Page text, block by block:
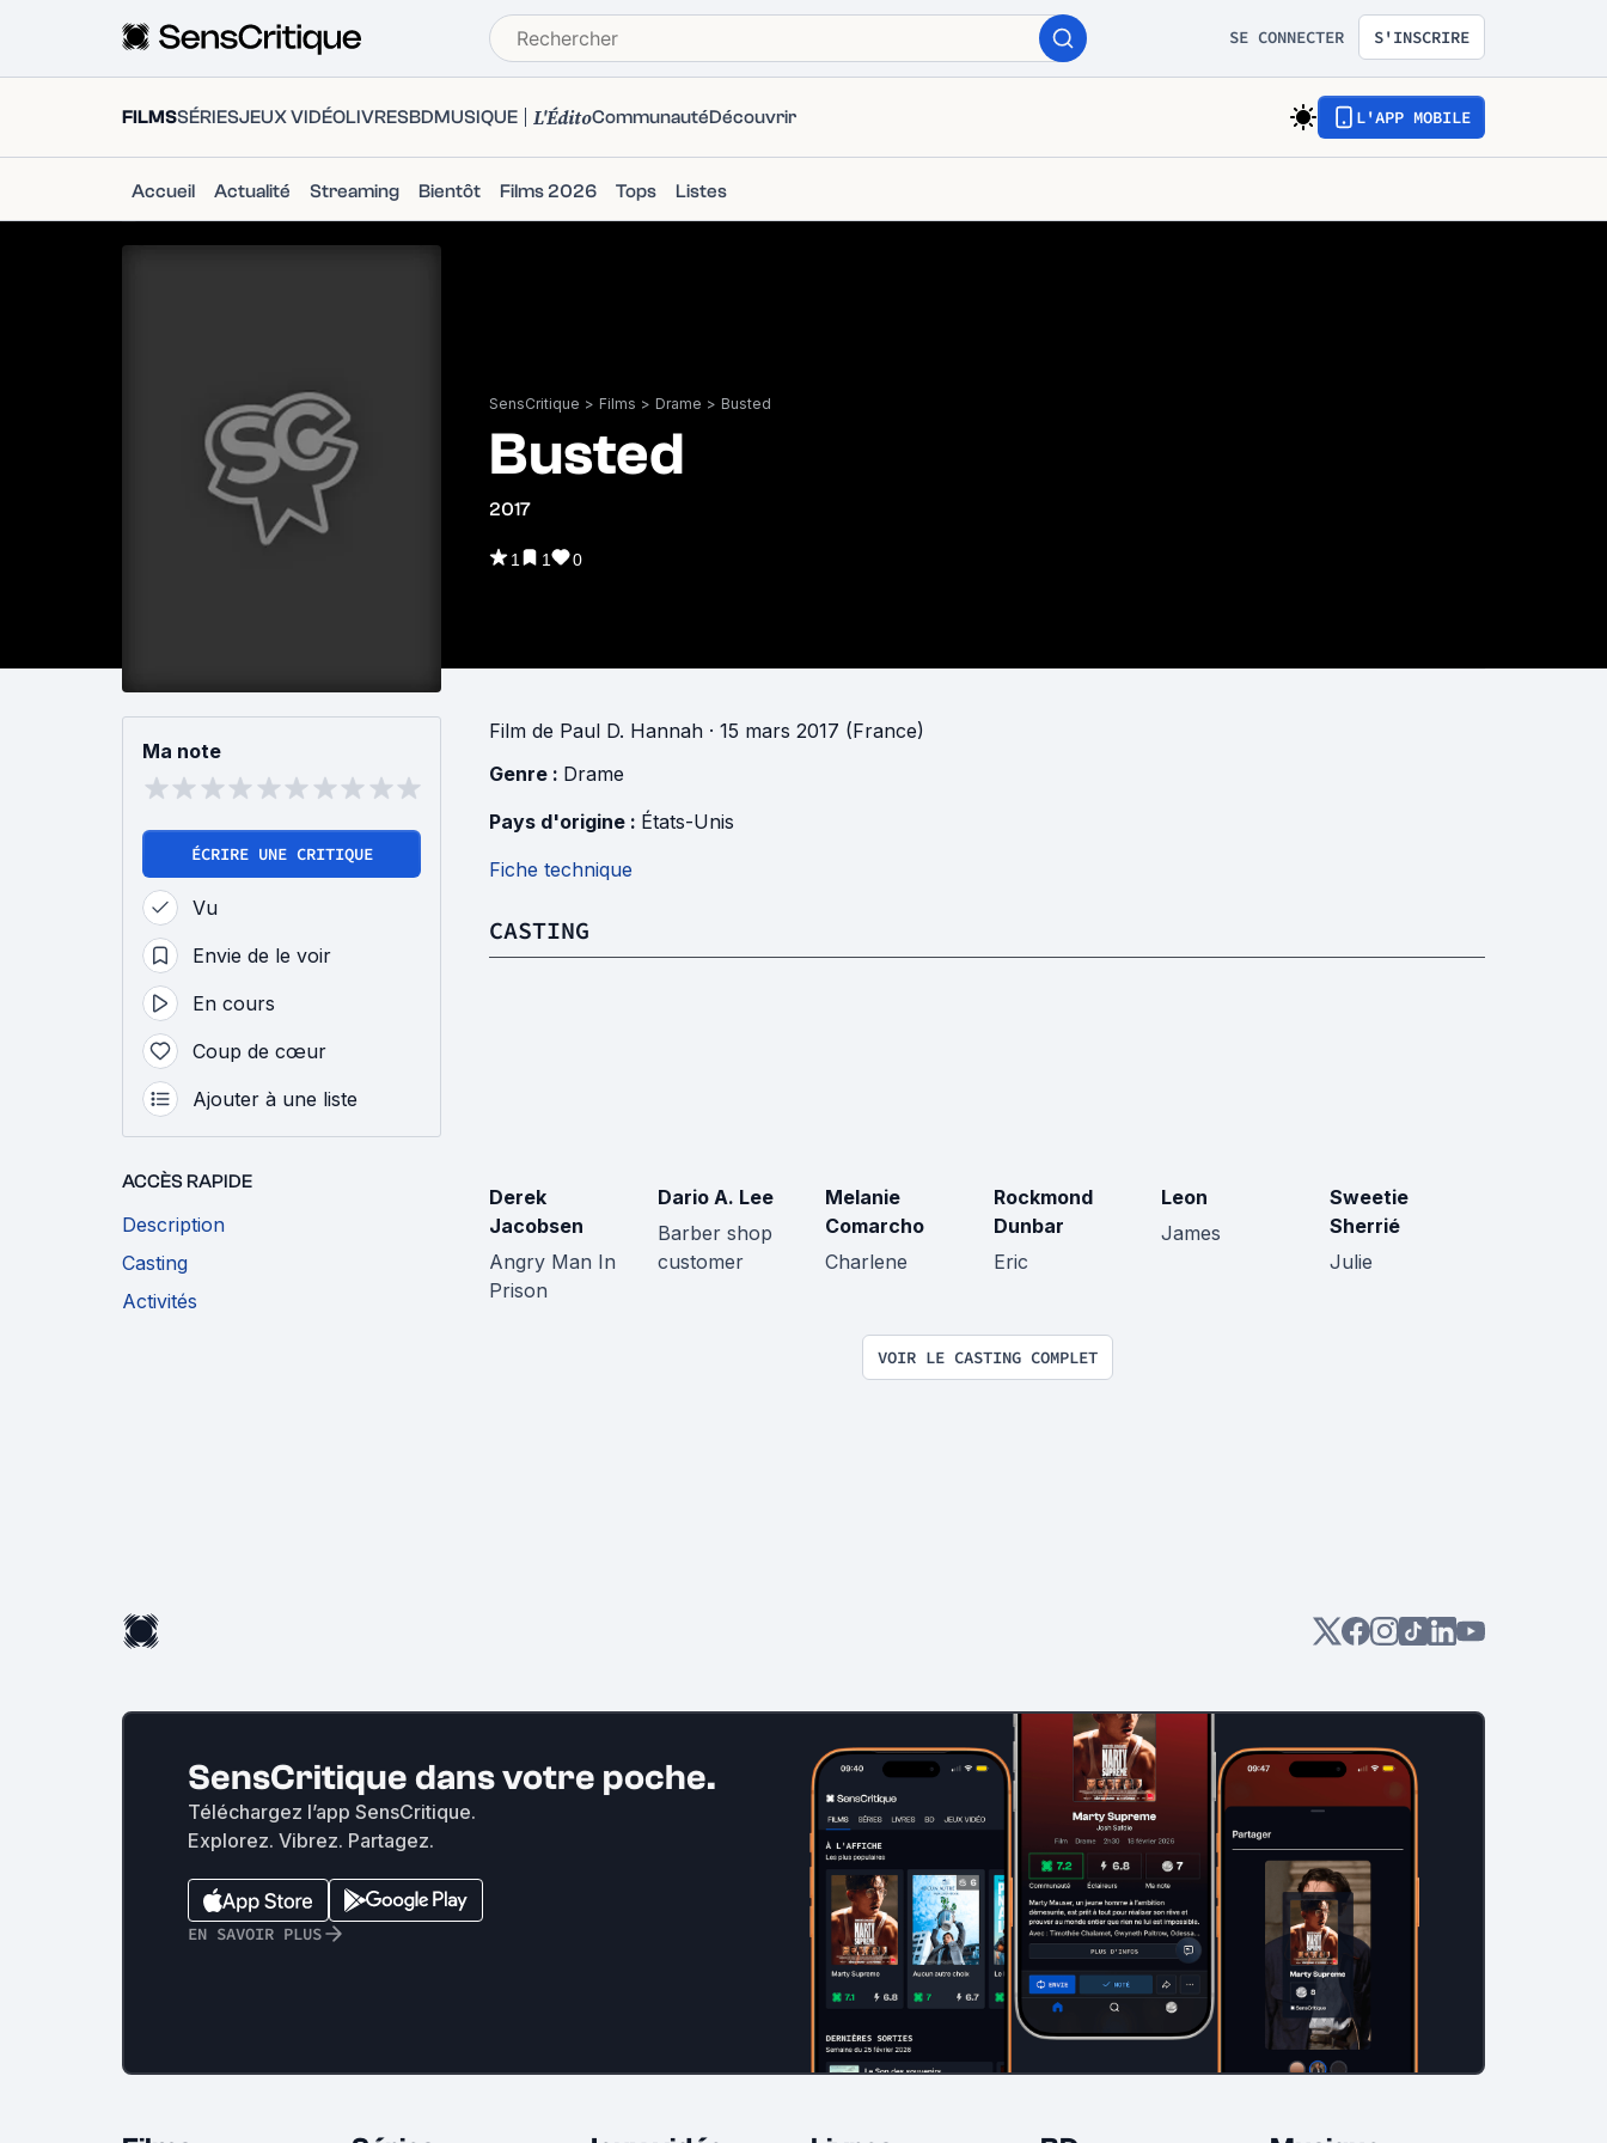
SE CONNECTER S'INSCRIRE
FILMSSÉRIESJEUX VIDÉOLIVRESBDMUSIQUE L'ÉditoCommunautéDécouvrir L'APP MOBILE
Accueil Actualité Streaming Bientôt Films 2026 Tops Listes
SensCritique > Films > Drame > Busted
Busted
2017
1 1 0
Ma note
ÉCRIRE UNE CRITIQUE
Vu
Envie de le voir
En cours
Coup de cœur
Ajouter à une liste
ACCÈS RAPIDE
Description
Casting
Activités
Film de Paul D. Hannah · 15 mars 2017 (France)
Genre : Drame
Pays d'origine : États-Unis
Fiche technique
CASTING
Derek
Jacobsen
Angry Man In
Prison
Dario A. Lee
Barber shop
customer
Melanie
Comarcho
Charlene
Rockmond
Dunbar
Eric
Leon
James
Sweetie
Sherrié
Julie
VOIR LE CASTING COMPLET
SensCritique dans votre poche.
Téléchargez l’app SensCritique.
Explorez. Vibrez. Partagez.
EN SAVOIR PLUS